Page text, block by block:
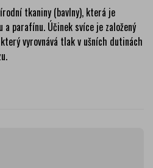
tkaniny (bavlny), která je
a parafínu. Účinek svíce je založený
vyrovnává tlak v ušních dutinách